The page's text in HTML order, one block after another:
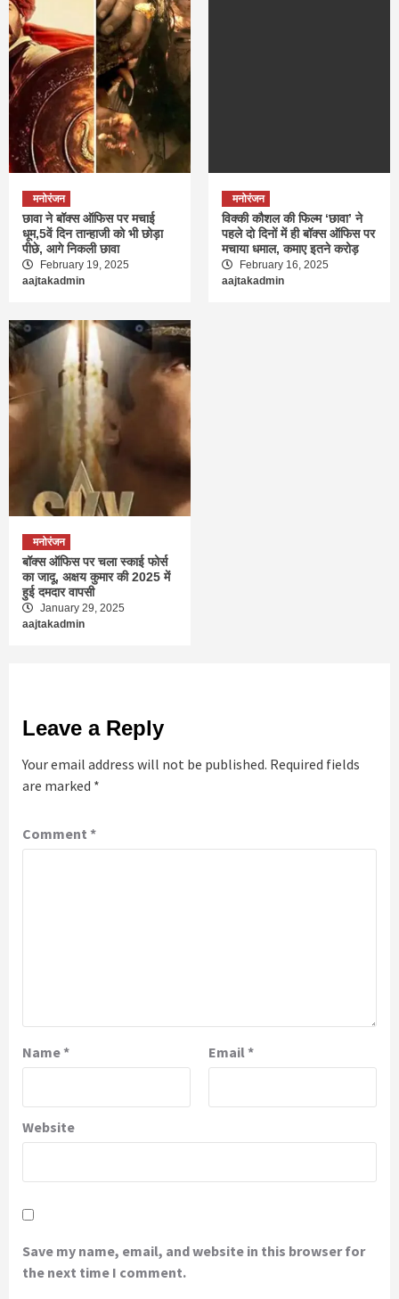
मनोरंजन
छावा ने बॉक्स ऑफिस पर मचाई
धूम,5वें दिन तान्हाजी को भी छोड़ा
पीछे, आगे निकली छावा
February 19, 2025
aajtakadmin
मनोरंजन
विक्की कौशल की फिल्म ‘छावा’ ने
पहले दो दिनों में ही बॉक्स ऑफिस पर
मचाया धमाल, कमाए इतने करोड़
February 16, 2025
aajtakadmin
मनोरंजन
बॉक्स ऑफिस पर चला स्काई फोर्स
का जादू, अक्षय कुमार की 2025 में
हुई दमदार वापसी
January 29, 2025
aajtakadmin
Leave a Reply
Your email address will not be published. Required fields
are marked *
Comment *
Name* Email *
Website
Save my name, email, and website in this browser for
the next time I comment.